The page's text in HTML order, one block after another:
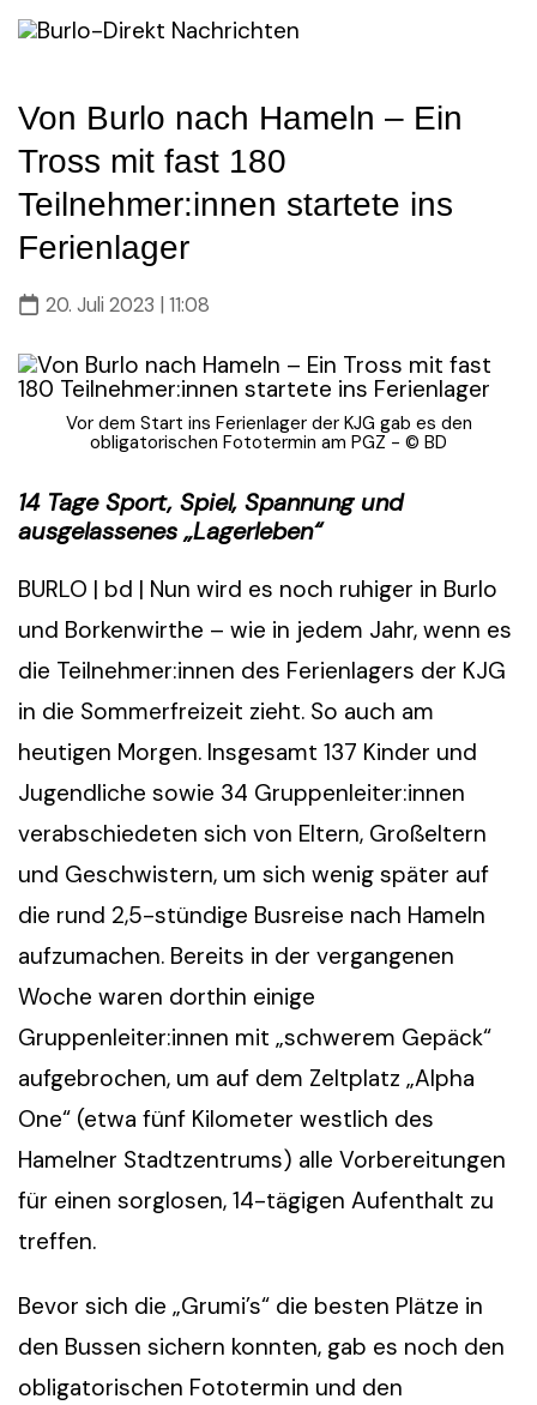
to
Von Burlo nach Hameln – Ein
Tross mit fast 180
Teilnehmer:innen startete ins
Ferienlager
20. Juli 2023 | 11:08
Vor dem Start ins Ferienlager der KJG gab es den
obligatorischen Fototermin am PGZ - © BD
14 Tage Sport, Spiel, Spannung und
ausgelassenes „Lagerleben“
BURLO | bd | Nun wird es noch ruhiger in Burlo
und Borkenwirthe – wie in jedem Jahr, wenn es
die Teilnehmer:innen des Ferienlagers der KJG
in die Sommerfreizeit zieht. So auch am
heutigen Morgen. Insgesamt 137 Kinder und
Jugendliche sowie 34 Gruppenleiter:innen
verabschiedeten sich von Eltern, Großeltern
und Geschwistern, um sich wenig später auf
die rund 2,5-stündige Busreise nach Hameln
aufzumachen. Bereits in der vergangenen
Woche waren dorthin einige
Gruppenleiter:innen mit „schwerem Gepäck“
aufgebrochen, um auf dem Zeltplatz „Alpha
One“ (etwa fünf Kilometer westlich des
Hamelner Stadtzentrums) alle Vorbereitungen
für einen sorglosen, 14-tägigen Aufenthalt zu
treffen.
Bevor sich die „Grumi’s“ die besten Plätze in
den Bussen sichern konnten, gab es noch den
obligatorischen Fototermin und den